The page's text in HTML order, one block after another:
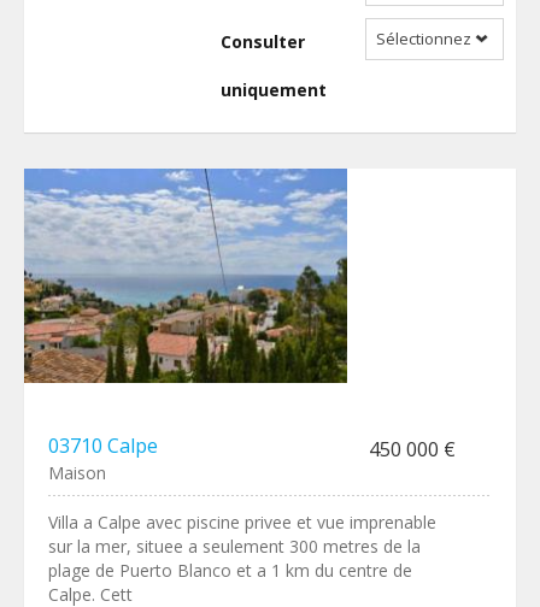
Consulter
uniquement
Sélectionnez
03710 Calpe 450 000 €
Maison
Villa a Calpe avec piscine privee et vue imprenable
sur la mer, situee a seulement 300 metres de la
plage de Puerto Blanco et a 1 km du centre de
Calpe. Cett